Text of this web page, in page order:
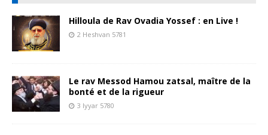
Hilloula de Rav Ovadia Yossef : en Live !
2 Heshvan 5781
Le rav Messod Hamou zatsal, maître de la
bonté et de la rigueur
3 Iyyar 5780